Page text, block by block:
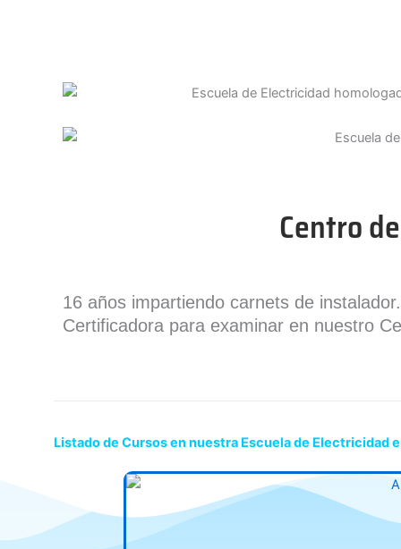
Centro
16 años impartiendo carnets de
Certificadora para examinar en nuestro
Listado de Cursos en nuestra Escuela de Electricidad